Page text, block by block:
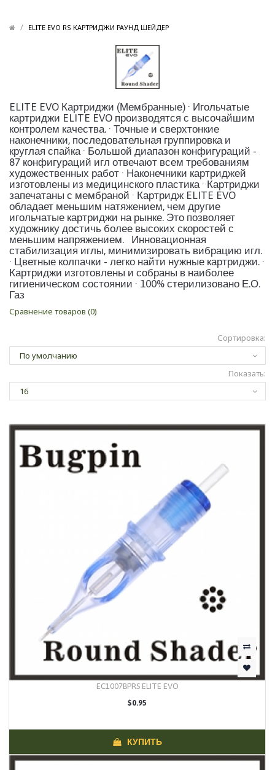
/ ELITE EVO RS КАРТРИДЖИ РАУНД ШЕЙДЕР
ELITE EVO Картриджи (Мембранные) · Игольчатые
картриджи ELITE EVO производятся с высочайшим
контролем качества. · Точные и сверхтонкие
наконечники, последовательная группировка и
круглая спайка · Большой диапазон конфигураций -
87 конфигураций игл отвечают всем требованиям
художественных работ · Наконечники картриджей
изготовлены из медицинского пластика · Картриджи
запечатаны с мембраной · Картридж ELITE EVO
обладает меньшим натяжением, чем другие
игольчатые картриджи на рынке. Это позволяет
художнику достичь более высоких скоростей с
меньшим напряжением. Инновационная
стабилизация иглы, минимизировать вибрацию игл.
· Цветные колпачки - легко найти нужные картриджи. ·
Картриджи изготовлены и собраны в наиболее
гигиеническом состоянии · 100% стерилизовано Е.О.
Газ
Сравнение товаров (0)
Сортировка:
Показать:
EC1007BPRS ELITE EVO
$0.95
КУПИТЬ